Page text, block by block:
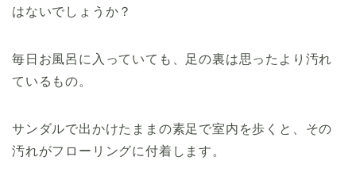
はないでしょうか？
毎日お風呂に入っていても、足の裏は思ったより汚れ
ているもの。
サンダルで出かけたままの素足で室内を歩くと、その
汚れがフローリングに付着します。